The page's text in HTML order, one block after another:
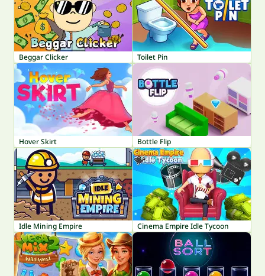
Beggar Clicker Toilet Pin
Hover Skirt Bottle Flip
Idle Mining Empire Cinema Empire Idle Tycoon